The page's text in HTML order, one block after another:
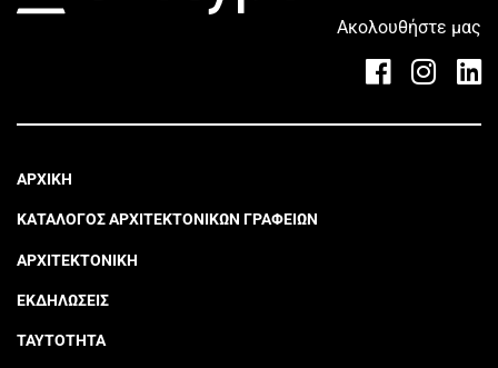
Ακολουθήστε μας
ΑΡΧΙΚΗ
ΚΑΤΑΛΟΓΟΣ ΑΡΧΙΤΕΚΤΟΝΙΚΩΝ ΓΡΑΦΕΙΩΝ
ΑΡΧΙΤΕΚΤΟΝΙΚΗ
ΕΚΔΗΛΩΣΕΙΣ
ΤΑΥΤΟΤΗΤΑ